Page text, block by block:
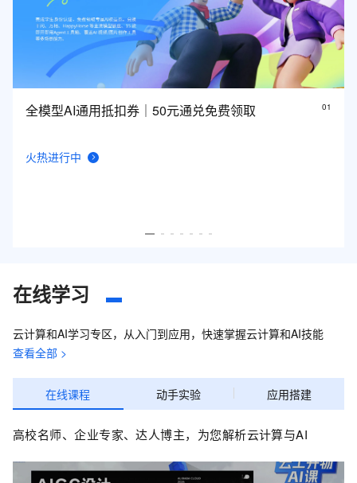
全模型AI通用抵扣券｜50元通兑免费领取 01
火热进行中
在线学习
云计算和AI学习专区，从入门到应用，快速掌握云计算和AI技能
查看全部 >
在线课程 动手实验 应用搭建
高校名师、企业专家、达人博主，为您解析云计算与AI